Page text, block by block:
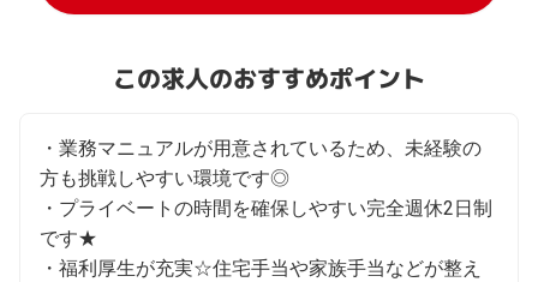
この求人のおすすめポイント
・業務マニュアルが用意されているため、未経験の
方も挑戦しやすい環境です◎
・プライベートの時間を確保しやすい完全週休2日制
です★
・福利厚生が充実☆住宅手当や家族手当などが整え